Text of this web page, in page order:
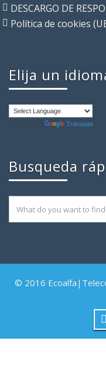
DESCARGO DE
Política de cookies
Elija un
Powered by Translate
Busqueda
© 2016